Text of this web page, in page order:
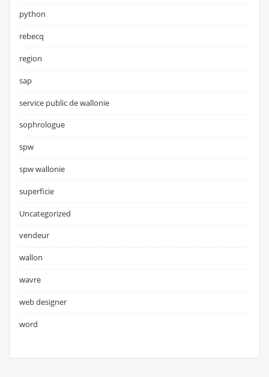
python
rebecq
region
sap
service public de wallonie
sophrologue
spw
spw wallonie
superficie
Uncategorized
vendeur
wallon
wavre
web designer
word